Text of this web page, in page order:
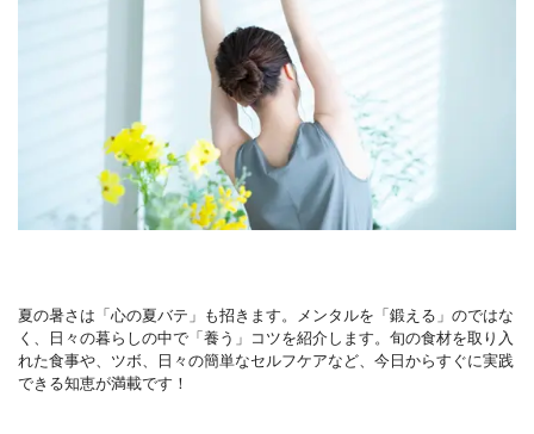
夏の暑さは「心の夏バテ」も招きます。メンタルを「鍛える」のではな
く、日々の暮らしの中で「養う」コツを紹介します。旬の食材を取り入
れた食事や、ツボ、日々の簡単なセルフケアなど、今日からすぐに実践
できる知恵が満載です！